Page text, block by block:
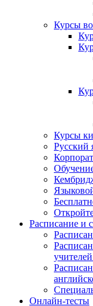
Курсы
Курсы
Русский
Расписание и
Онлайн-тесты